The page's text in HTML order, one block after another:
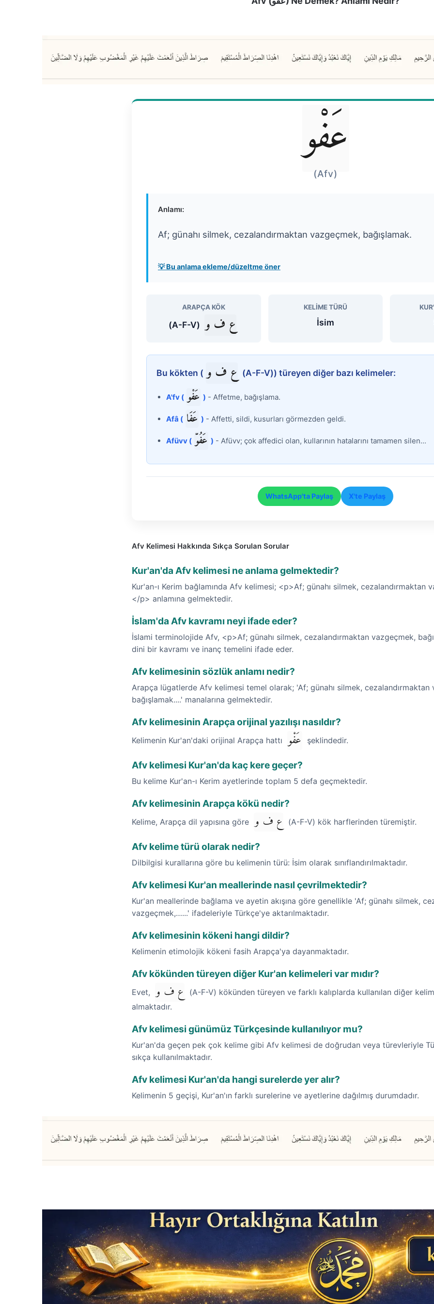
عَفْو
(Afv)
Anlamı:
Af; günahı silmek, cezalandırmaktan vazgeçmek, bağışlamak.
💡 Bu anlama ekleme/düzeltme öner
ARAPÇA KÖK
ع ف و (A-F-V)
KELIME TÜRÜ
İsim
Bu kökten ( ع ف و (A-F-V)) türeyen diğer bazı kelimeler:
A'fv ( عَفْو ) - Affetme, bağışlama.
Afâ ( عَفَا ) - Affetti, sildi, kusurları görmezden geldi.
Afüvv ( عَفُوّ ) - Afüvv; çok affedici olan, kullarının hatalarını tamamen silen...
WhatsApp'ta Paylaş X'te Paylaş
Afv Kelimesi Hakkında Sıkça Sorulan Sorular
Kur'an'da Afv kelimesi ne anlama gelmektedir?
Kur'an-ı Kerim bağlamında Afv kelimesi; <p>Af; günahı silmek, cezalandırmaktan
</p> anlamına gelmektedir.
İslam'da Afv kavramı neyi ifade eder?
İslami terminolojide Afv, <p>Af; günahı silmek, cezalandırmaktan vazgeçmek,
dini bir kavramı ve inanç temelini ifade eder.
Afv kelimesinin sözlük anlamı nedir?
Arapça lügatlerde Afv kelimesi temel olarak; 'Af; günahı silmek, cezalandırmaktan
bağışlamak....' manalarına gelmektedir.
Afv kelimesinin Arapça orijinal yazılışı nasıldır?
Kelimenin Kur'an'daki orijinal Arapça hattı عَفْو şeklindedir.
Afv kelimesi Kur'an'da kaç kere geçer?
Bu kelime Kur'an-ı Kerim ayetlerinde toplam 5 defa geçmektedir.
Afv kelimesinin Arapça kökü nedir?
Kelime, Arapça dil yapısına göre ع ف و (A-F-V) kök harflerinden türemiştir.
Afv kelime türü olarak nedir?
Dilbilgisi kurallarına göre bu kelimenin türü: İsim olarak sınıflandırılmaktadır.
Afv kelimesi Kur'an meallerinde nasıl çevrilmektedir?
Kur'an meallerinde bağlama ve ayetin akışına göre genellikle 'Af; günahı silmek,
vazgeçmek,…...' ifadeleriyle Türkçe'ye aktarılmaktadır.
Afv kelimesinin kökeni hangi dildir?
Kelimenin etimolojik kökeni fasih Arapça'ya dayanmaktadır.
Afv kökünden türeyen diğer Kur'an kelimeleri var mıdır?
Evet, ع ف و
(A-F-V) kökünden türeyen ve farklı kalıplarda kullanılan diğer
almaktadır.
Afv kelimesi günümüz Türkçesinde kullanılıyor mu?
Kur'an'da geçen pek çok kelime gibi Afv kelimesi de doğrudan veya türevleriyle
sıkça kullanılmaktadır.
Afv kelimesi Kur'an'da hangi surelerde yer alır?
Kelimenin 5 geçişi, Kur'an'ın farklı surelerine ve ayetlerine dağılmış durumdadır.